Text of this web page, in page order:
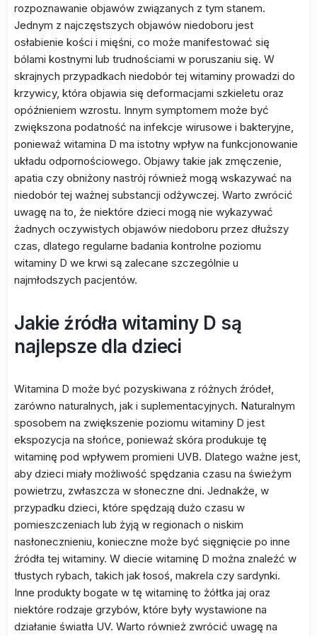
rozpoznawanie objawów związanych z tym stanem.
Jednym z najczęstszych objawów niedoboru jest
osłabienie kości i mięśni, co może manifestować się
bólami kostnymi lub trudnościami w poruszaniu się. W
skrajnych przypadkach niedobór tej witaminy prowadzi do
krzywicy, która objawia się deformacjami szkieletu oraz
opóźnieniem wzrostu. Innym symptomem może być
zwiększona podatność na infekcje wirusowe i bakteryjne,
ponieważ witamina D ma istotny wpływ na funkcjonowanie
układu odpornościowego. Objawy takie jak zmęczenie,
apatia czy obniżony nastrój również mogą wskazywać na
niedobór tej ważnej substancji odżywczej. Warto zwrócić
uwagę na to, że niektóre dzieci mogą nie wykazywać
żadnych oczywistych objawów niedoboru przez dłuższy
czas, dlatego regularne badania kontrolne poziomu
witaminy D we krwi są zalecane szczególnie u
najmłodszych pacjentów.
Jakie źródła witaminy D są
najlepsze dla dzieci
Witamina D może być pozyskiwana z różnych źródeł,
zarówno naturalnych, jak i suplementacyjnych. Naturalnym
sposobem na zwiększenie poziomu witaminy D jest
ekspozycja na słońce, ponieważ skóra produkuje tę
witaminę pod wpływem promieni UVB. Dlatego ważne jest,
aby dzieci miały możliwość spędzania czasu na świeżym
powietrzu, zwłaszcza w słoneczne dni. Jednakże, w
przypadku dzieci, które spędzają dużo czasu w
pomieszczeniach lub żyją w regionach o niskim
nasłonecznieniu, konieczne może być sięgnięcie po inne
źródła tej witaminy. W diecie witaminę D można znaleźć w
tłustych rybach, takich jak łosoś, makrela czy sardynki.
Inne produkty bogate w tę witaminę to żółtka jaj oraz
niektóre rodzaje grzybów, które były wystawione na
działanie światła UV. Warto również zwrócić uwagę na